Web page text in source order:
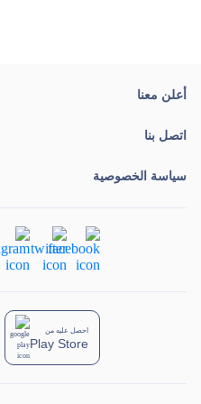
أعلن معنا
اتصل بنا
سياسة الخصوصية
احصل عليه من
Play Store